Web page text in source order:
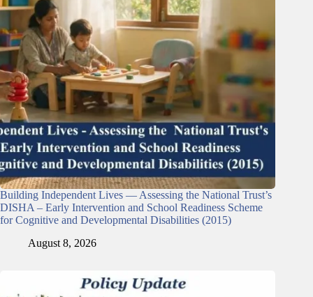
Building Independent Lives — Assessing the National Trust’s
DISHA – Early Intervention and School Readiness Scheme
for Cognitive and Developmental Disabilities (2015)
August 8, 2026